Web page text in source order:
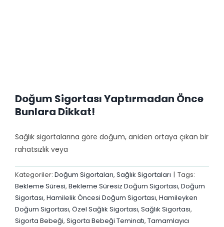
Doğum Sigortası Yaptırmadan Önce
Bunlara Dikkat!
Sağlık sigortalarına göre doğum, aniden ortaya çıkan bir
rahatsızlık veya
Kategoriler: Doğum Sigortaları, Sağlık Sigortaları | Tags:
Bekleme Süresi, Bekleme Süresiz Doğum Sigortası, Doğum
Sigortası, Hamilelik Öncesi Doğum Sigortası, Hamileyken
Doğum Sigortası, Özel Sağlık Sigortası, Sağlık Sigortası,
Sigorta Bebeği, Sigorta Bebeği Teminatı, Tamamlayıcı